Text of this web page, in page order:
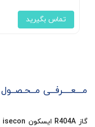
تماس بگیرید
مـــعــــرفــی مــحـصــول
گاز R404A ایسکون isecon